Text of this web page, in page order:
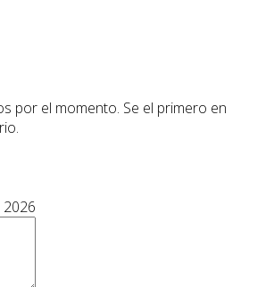
por el momento. Se el primero en